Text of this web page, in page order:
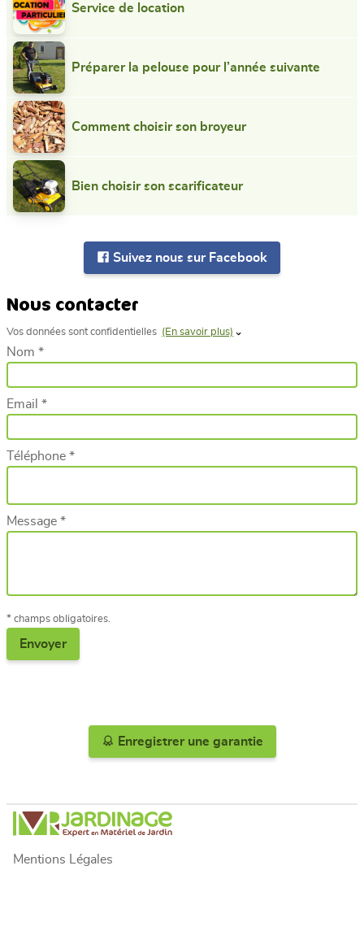
Service de location
Préparer la pelouse pour l’année suivante
Comment choisir son broyeur
Bien choisir son scarificateur
Suivez nous sur Facebook
Nous contacter
Vos données sont confidentielles (En savoir plus)
Nom *
Email *
Téléphone *
Message *
* champs obligatoires.
Enregistrer une garantie
Mentions Légales